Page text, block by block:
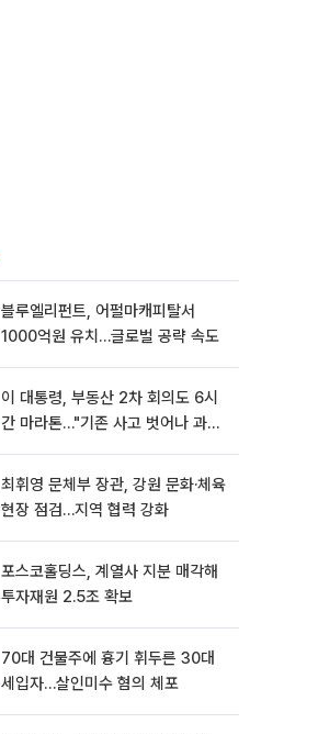
블루엘리펀트, 어펄마캐피탈서
1000억원 유치…글로벌 공략 속도
이 대통령, 부동산 2차 회의도 6시
간 마라톤…"기존 사고 벗어나 과감
최휘영 문체부 장관, 강원 문화·체육
현장 점검…지역 협력 강화
포스코홀딩스, 계열사 지분 매각해
투자재원 2.5조 확보
70대 건물주에 흉기 휘두른 30대
세입자…살인미수 혐의 체포